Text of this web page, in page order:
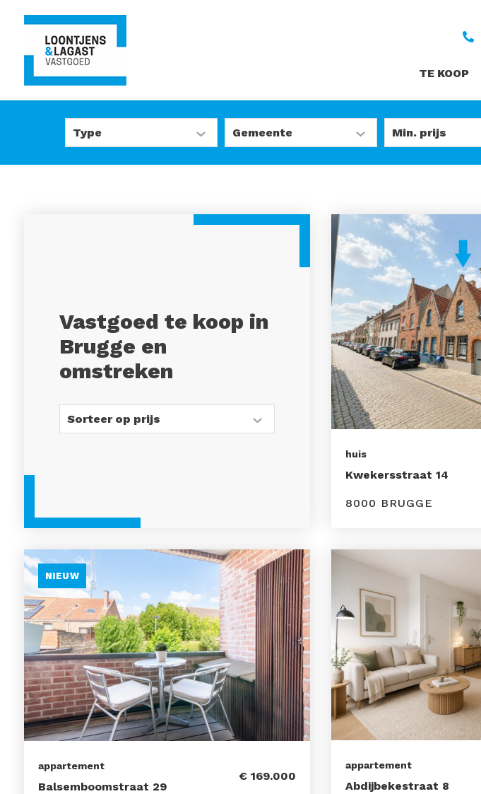
TE KOOP
Vastgoed te koop in
Brugge en
omstreken
huis
Kwekersstraat 14
8000 BRUGGE
NIEUW
appartement
Balsemboomstraat 29
€ 169.000
appartement
Abdijbekestraat 8